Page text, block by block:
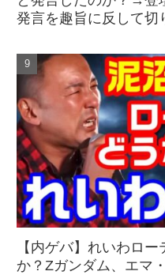
発言を趣旨に反して切
【内ゲバ】れいわロ
か？Zガンダム、エマ